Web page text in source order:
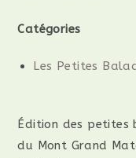
Catégories
Les Petites
Édition des petites
du Mont Grand